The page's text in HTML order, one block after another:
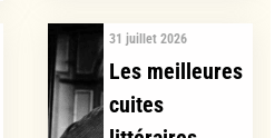
31 juillet 2026
Les meilleures
cuites